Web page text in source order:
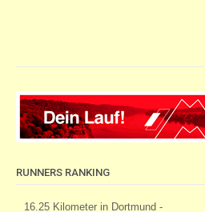
RUNNERS RANKING